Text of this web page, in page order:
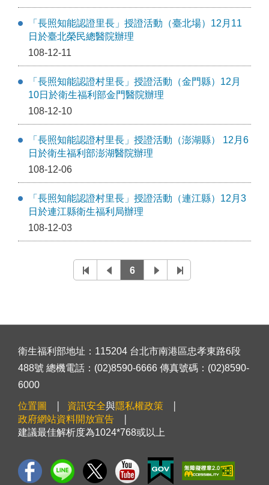
「長照知能認證里長」授證活動（臺北場）12月11
日於臺北榮民總醫院辦理
108-12-11
「長照知能認證村里長」授證活動（金門縣）12月
10日於衛生福利部金門醫院辦理
108-12-10
「長照知能認證村里長」授證活動（澎湖縣） 12月6
日於衛生福利部澎湖醫院辦理
108-12-06
「長照知能認證村里長」授證活動（連江縣）12月3
日於連江縣衛生福利局辦理
108-12-03
6
衛生福利部地址：115204 台北市南港區忠孝東路6段
488號 總機電話：(02)8590-6666 傳真號碼：(02)8590-
6000
位置圖 資訊安全與隱私權政策
政府網站資料開放宣告
建議最佳解析度為1024*768或以上